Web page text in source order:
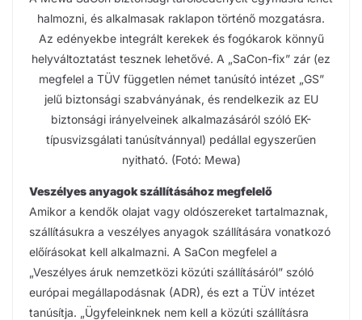
halmozni, és alkalmasak raklapon történő mozgatásra.
Az edényekbe integrált kerekek és fogókarok könnyű
helyváltoztatást tesznek lehetővé. A „SaCon-fix” zár (ez
megfelel a TÜV független német tanúsító intézet „GS”
jelű biztonsági szabványának, és rendelkezik az EU
biztonsági irányelveinek alkalmazásáról szóló EK-
típusvizsgálati tanúsítvánnyal) pedállal egyszerűen
nyitható. (Fotó: Mewa)
Veszélyes anyagok szállításához megfelelő
Amikor a kendők olajat vagy oldószereket tartalmaznak,
szállításukra a veszélyes anyagok szállítására vonatkozó
előírásokat kell alkalmazni. A SaCon megfelel a
„Veszélyes áruk nemzetközi közúti szállításáról” szóló
európai megállapodásnak (ADR), és ezt a TÜV intézet
tanúsítja. „Ügyfeleinknek nem kell a közúti szállításra